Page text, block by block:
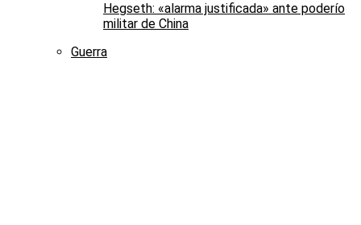
Hegseth: «alarma justificada» ante poderío
militar de China
Guerra